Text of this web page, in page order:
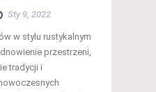
Sty 9, 2022
w stylu rustykalnym
przestrzeni,
tradycji i